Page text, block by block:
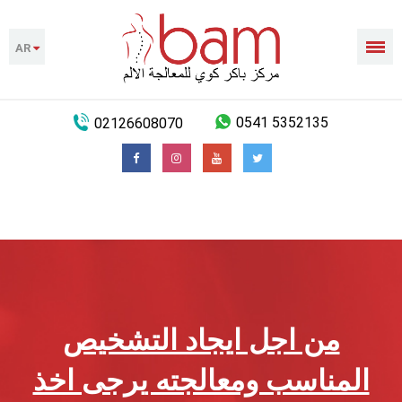
AR
02126608070 0541 5352135
من اجل ايجاد التشخيص
المناسب ومعالجته يرجى اخذ